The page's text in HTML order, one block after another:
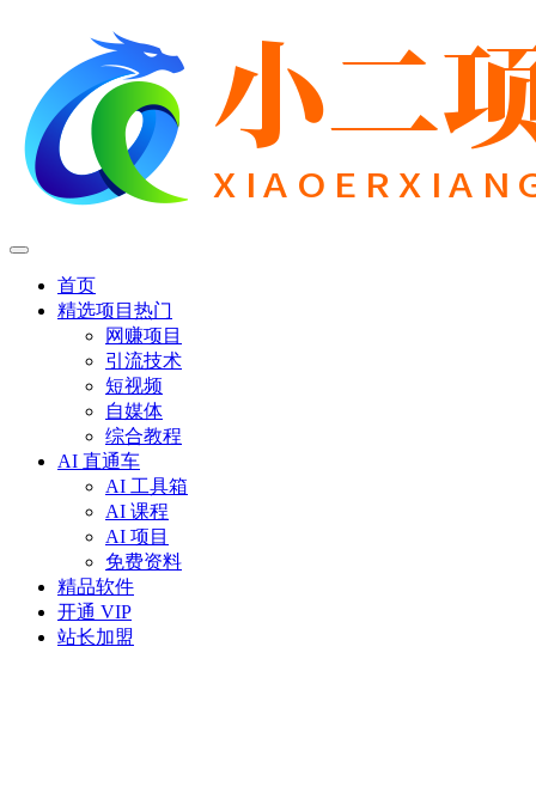
首页
精选项目 热门
网赚项目
引流技术
短视频
自媒体
综合教程
AI 直通车
AI 工具箱
AI 课程
AI 项目
免费资料
精品软件
开通 VIP
站长加盟